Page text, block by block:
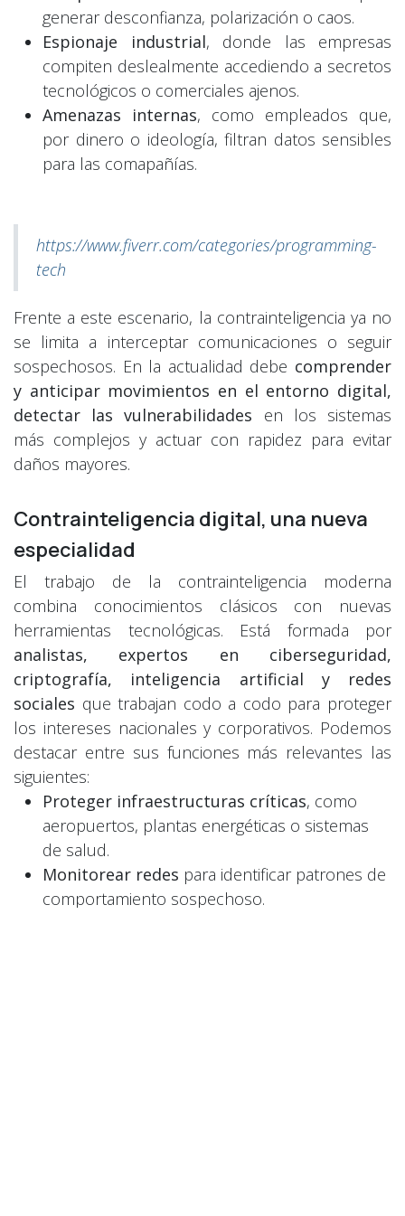
generar desconfianza, polarización o caos.
Espionaje industrial, donde las empresas
compiten deslealmente accediendo a secretos
tecnológicos o comerciales ajenos.
Amenazas internas, como empleados que,
por dinero o ideología, filtran datos sensibles
para las comapañías.
https://www.fiverr.com/categories/programming-
tech
Frente a este escenario, la contrainteligencia ya no
se limita a interceptar comunicaciones o seguir
sospechosos. En la actualidad debe comprender
y anticipar movimientos en el entorno digital,
detectar las vulnerabilidades en los sistemas
más complejos y actuar con rapidez para evitar
daños mayores.
Contrainteligencia digital, una nueva
especialidad
El trabajo de la contrainteligencia moderna
combina conocimientos clásicos con nuevas
herramientas tecnológicas. Está formada por
analistas, expertos en ciberseguridad,
criptografía, inteligencia artificial y redes
sociales que trabajan codo a codo para proteger
los intereses nacionales y corporativos. Podemos
destacar entre sus funciones más relevantes las
siguientes:
Proteger infraestructuras críticas, como
aeropuertos, plantas energéticas o sistemas
de salud.
Monitorear redes para identificar patrones de
comportamiento sospechoso.